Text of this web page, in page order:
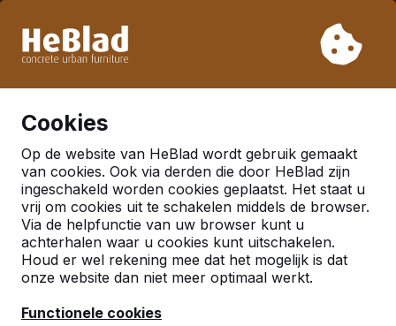
week 33. Houdt u daarom rekening met langere levertijden.
Cookies
Op de website van HeBlad wordt gebruik gemaakt
van cookies. Ook via derden die door HeBlad zijn
ingeschakeld worden cookies geplaatst. Het staat u
vrij om cookies uit te schakelen middels de browser.
Via de helpfunctie van uw browser kunt u
achterhalen waar u cookies kunt uitschakelen.
Houd er wel rekening mee dat het mogelijk is dat
onze website dan niet meer optimaal werkt.
Functionele cookies
Al meer dan 30.000 producten verkocht
Nederland
Referenties in:
Oosterhout